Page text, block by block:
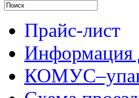
Прайс-лист
Информация